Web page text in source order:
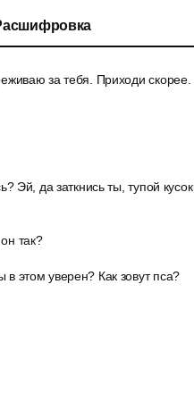
за тебя. Приходи скорее.
Эй, да заткнись ты, тупой кусок
так?
этом уверен? Как зовут пса?